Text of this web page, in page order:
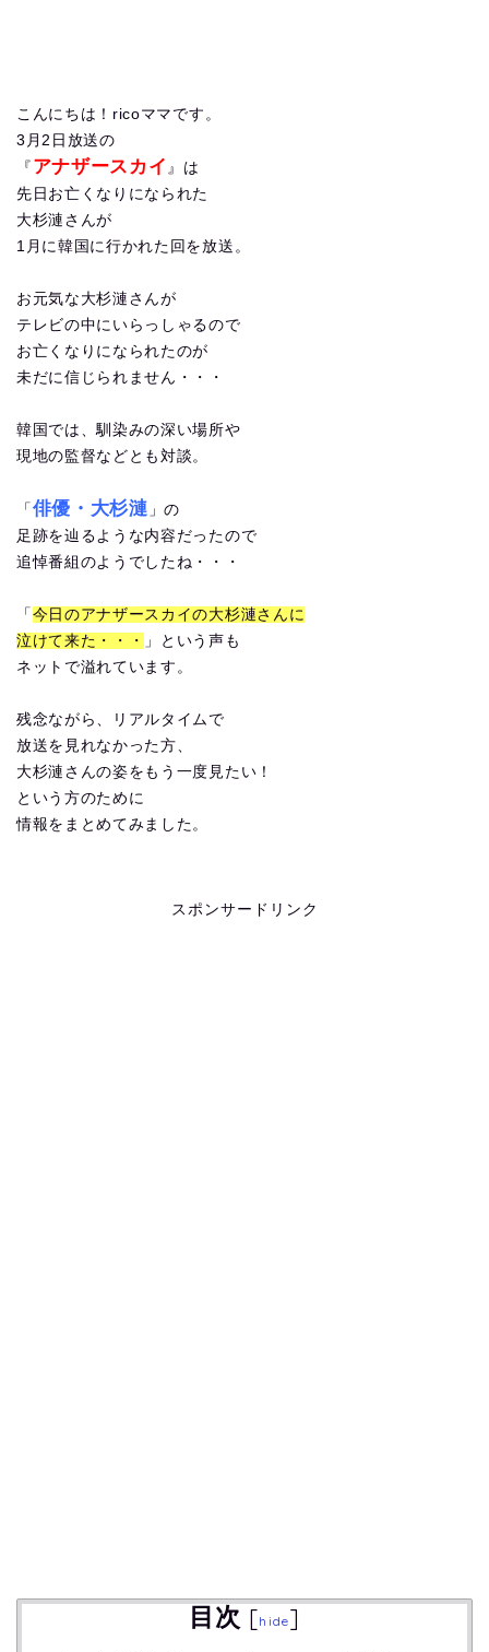
こんにちは！ricoママです。
3月2日放送の
『 アナザースカイ 』は
先日お亡くなりになられた
大杉漣さんが
1月に韓国に行かれた回を放送。
お元気な大杉漣さんが
テレビの中にいらっしゃるので
お亡くなりになられたのが
未だに信じられません・・・
韓国では、馴染みの深い場所や
現地の監督などとも対談。
「 俳優・大杉漣 」の
足跡を辿るような内容だったので
追悼番組のようでしたね・・・
「 今日のアナザースカイの大杉漣さんに
泣けて来た・・・
」という声も
ネットで溢れています。
残念ながら、リアルタイムで
放送を見れなかった方、
大杉漣さんの姿をもう一度見たい！
という方のために
情報をまとめてみました。
スポンサードリンク
目次 [hide]